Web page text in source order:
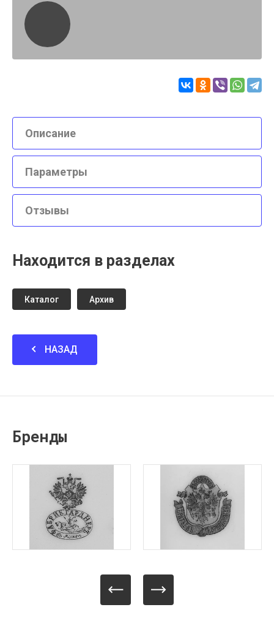
Описание
Параметры
Отзывы
Находится в разделах
Каталог Архив
НАЗАД
Бренды